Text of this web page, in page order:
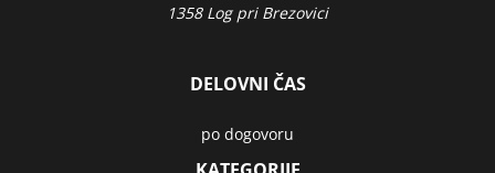
1358 Log pri Brezovici
DELOVNI ČAS
po dogovoru